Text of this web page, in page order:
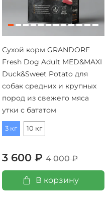
Сухой корм GRANDORF
Fresh Dog Adult MED&MAXI
Duck&Sweet Potato для
собак средних и крупных
пород из свежего мяса
утки с бататом
3 кг 10 кг
3 600 ₽ 4 000 ₽
В корзину